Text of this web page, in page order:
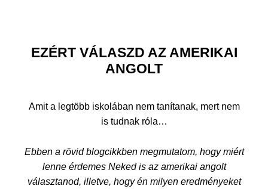
EZÉRT VÁLASZD AZ AMERIKAI
ANGOLT
Amit a legtöbb iskolában nem tanítanak, mert nem
is tudnak róla…
Ebben a rövid blogcikkben megmutatom, hogy miért
lenne érdemes Neked is az amerikai angolt
választanod, illetve, hogy én milyen eredményeket